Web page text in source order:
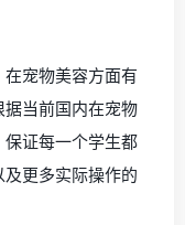
宠物美容方面有
当前国内在宠物
证每一个学生都
更多实际操作的